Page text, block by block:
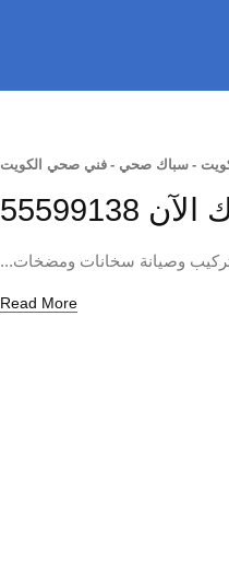
- سباك صحي - فني صحي الكويت
وصيانة سخانات ومضخات...
Read More